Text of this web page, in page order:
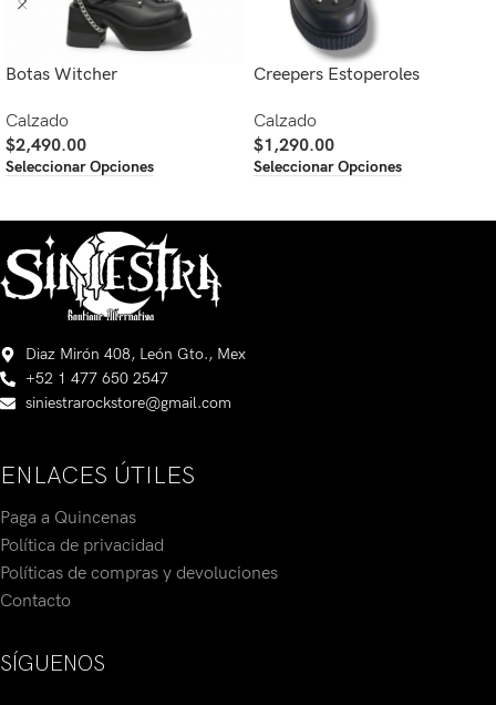
Botas Witcher
Calzado
$2,490.00
Seleccionar Opciones
Creepers Estoperoles
Calzado
$1,290.00
Seleccionar Opciones
Diaz Mirón 408, León Gto., Mex
+52 1 477 650 2547
siniestrarockstore@gmail.com
ENLACES ÚTILES
Paga a Quincenas
Política de privacidad
Políticas de compras y devoluciones
Contacto
SÍGUENOS